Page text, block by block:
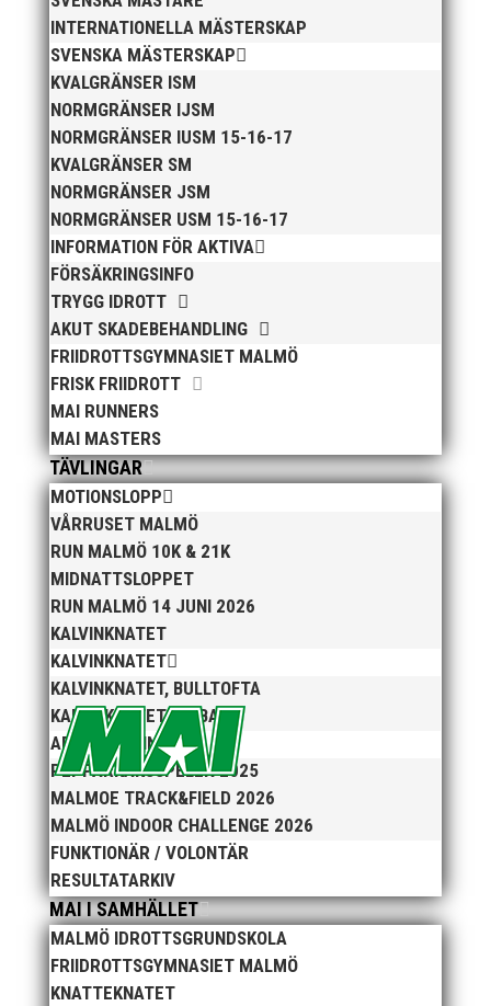
INTERNATIONELLA MÄSTERSKAP
SVENSKA MÄSTERSKAP
KVALGRÄNSER ISM
NORMGRÄNSER IJSM
NORMGRÄNSER IUSM 15-16-17
KVALGRÄNSER SM
NORMGRÄNSER JSM
NORMGRÄNSER USM 15-16-17
INFORMATION FÖR AKTIVA
FÖRSÄKRINGSINFO
TRYGG IDROTT
AKUT SKADEBEHANDLING
FRIIDROTTSGYMNASIET MALMÖ
FRISK FRIIDROTT
MAI RUNNERS
MAI MASTERS
TÄVLINGAR
MOTIONSLOPP
VÅRRUSET MALMÖ
RUN MALMÖ 10K & 21K
MIDNATTSLOPPET
RUN MALMÖ 14 JUNI 2026
KALVINKNATET
KALVINKNATET
KALVINKNATET, BULLTOFTA
KALVINKNATET, RIBBAN
ARENATÄVLINGAR
PEPPARKAKSSPELEN 2025
MALMOE TRACK&FIELD 2026
MALMÖ INDOOR CHALLENGE 2026
FUNKTIONÄR / VOLONTÄR
RESULTATARKIV
MAI I SAMHÄLLET
MALMÖ IDROTTSGRUNDSKOLA
FRIIDROTTSGYMNASIET MALMÖ
KNATTEKNATET
Bilder från Stafett-SM 2026. Foto: Thomas
Leandersson Fler bilder från MAI:s Årsmöte 2026
Anders Hallström, 55, blir ny klubbchef i MAI. Han
börjar sin anställning den 13 april. Anders har ett
brett idrottsintresse och har bland annat fungerat
som tränare inom hockeyn i Trelleborg och fotbollen i
Höllviken tidigare. I fortsättningen blir det dock
friidrott...
Efter att årsmötet avslutats följde en kväll med
stipendieutdelning, mat och underhållning. Bilder
från denna del hittar ni i länken nedan. Stort tack till
Bengt Bendéus som möjliggjorde och generöst
finansierade denna del av kvällen. Fler bilder från
MAI:s Årsmöte...
2025 innebar något av ett internationellt genombrott
för MAI:s kulstötare Wictor Petersson. Året gav
svenskt rekord, EM-silver inomhus, dessutom sexa på
VM inomhus och elva på VM ute i somras. Och en
stark tro på framtiden efter några motiga år när inte
så mycket hänt...